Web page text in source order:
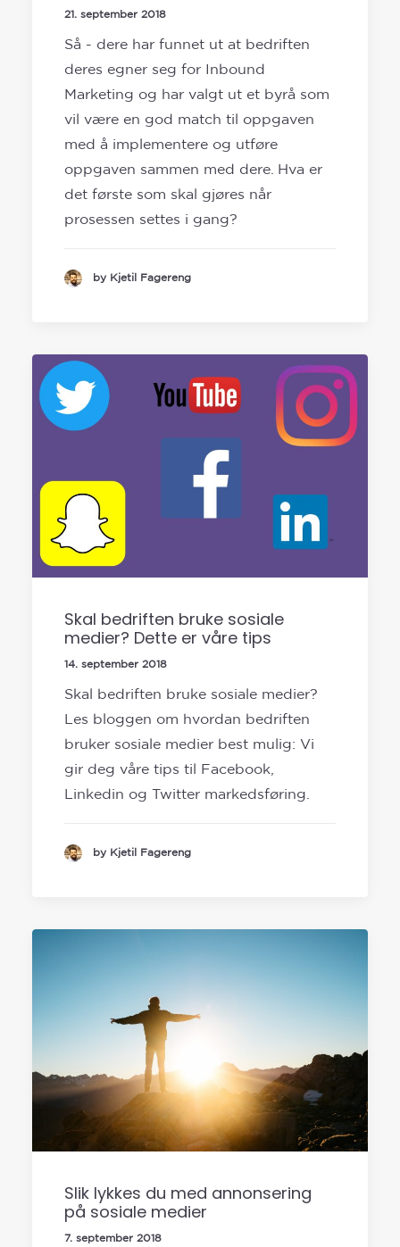
21. september 2018
Så - dere har funnet ut at bedriften
deres egner seg for Inbound
Marketing og har valgt ut et byrå som
vil være en god match til oppgaven
med å implementere og utføre
oppgaven sammen med dere. Hva er
det første som skal gjøres når
prosessen settes i gang?
by Kjetil Fagereng
Skal bedriften bruke sosiale
medier? Dette er våre tips
14. september 2018
Skal bedriften bruke sosiale medier?
Les bloggen om hvordan bedriften
bruker sosiale medier best mulig: Vi
gir deg våre tips til Facebook,
Linkedin og Twitter markedsføring.
by Kjetil Fagereng
Slik lykkes du med annonsering
på sosiale medier
7. september 2018